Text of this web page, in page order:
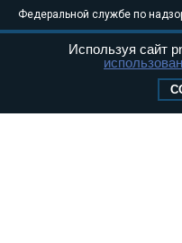
Федеральной службе по
связи, информационных
массовых коммуникаций
Свидетельство о
Используя сайт